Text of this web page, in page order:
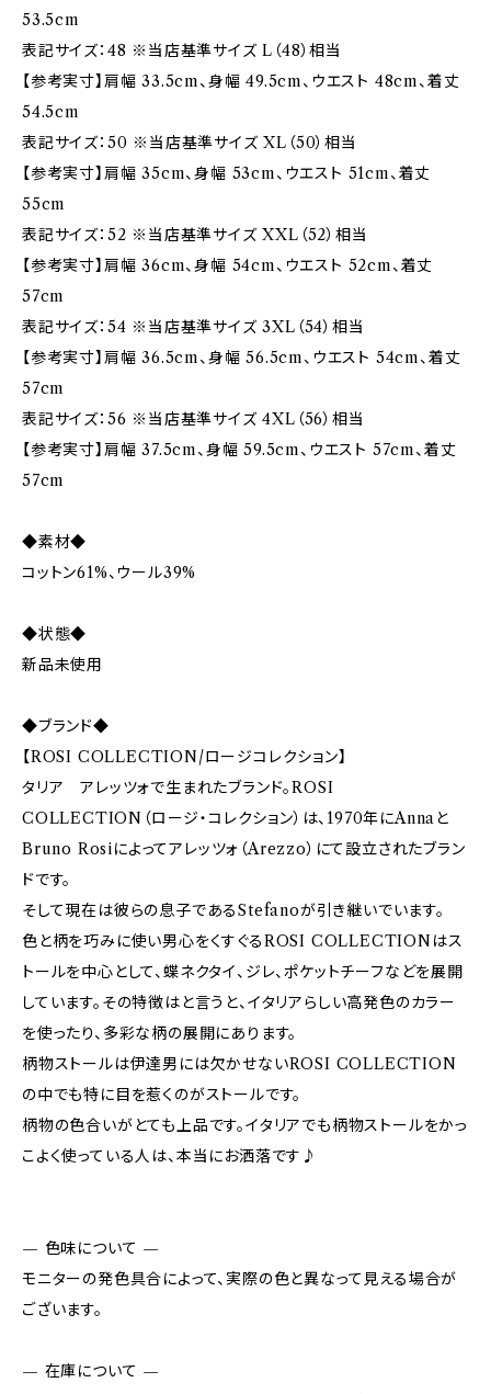
53.5cm
表記サイズ：48 ※当店基準サイズ L（48）相当
【参考実寸】肩幅 33.5cm、身幅 49.5cm、ウエスト 48cm、着丈
54.5cm
表記サイズ：50 ※当店基準サイズ XL（50）相当
【参考実寸】肩幅 35cm、身幅 53cm、ウエスト 51cm、着丈
55cm
表記サイズ：52 ※当店基準サイズ XXL（52）相当
【参考実寸】肩幅 36cm、身幅 54cm、ウエスト 52cm、着丈
57cm
表記サイズ：54 ※当店基準サイズ 3XL（54）相当
【参考実寸】肩幅 36.5cm、身幅 56.5cm、ウエスト 54cm、着丈
57cm
表記サイズ：56 ※当店基準サイズ 4XL（56）相当
【参考実寸】肩幅 37.5cm、身幅 59.5cm、ウエスト 57cm、着丈
57cm
◆素材◆
コットン61%、ウール39%
◆状態◆
新品未使用
◆ブランド◆
【ROSI COLLECTION/ロージコレクション】
タリア アレッツォで生まれたブランド。ROSI
COLLECTION（ロージ・コレクション）は、1970年にAnnaと
Bruno Rosiによってアレッツォ（Arezzo）にて設立されたブラン
ドです。
そして現在は彼らの息子であるStefanoが引き継いでいます。
色と柄を巧みに使い男心をくすぐるROSI COLLECTIONはス
トールを中心として、蝶ネクタイ、ジレ、ポケットチーフなどを展開
しています。その特徴はと言うと、イタリアらしい高発色のカラー
を使ったり、多彩な柄の展開にあります。
柄物ストールは伊達男には欠かせないROSI COLLECTION
の中でも特に目を惹くのがストールです。
柄物の色合いがとても上品です。イタリアでも柄物ストールをかっ
こよく使っている人は、本当にお洒落です♪
— 色味について —
モニターの発色具合によって、実際の色と異なって見える場合が
ございます。
— 在庫について —